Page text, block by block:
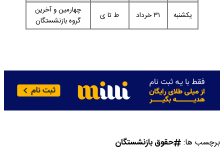
یکشنبه
۳۱ خرداد ط تا ی
چهارمین و آخرین
گروه بازنشستگان
برچسب ها: حقوق بازنشستگان